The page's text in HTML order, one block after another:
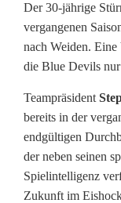
B
l
u
e
D
e
v
Der 30-jährige
vergangenen
nach Weiden. Eine
die Blue Devils
Teampräsident
bereits in der
endgültigen
der neben seinen
Spielintelligenz
Zukunft im